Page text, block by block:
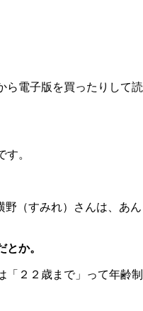
ら電子版を買ったりして読
。
（すみれ）さんは、あん
か。
２２歳まで」って年齢制